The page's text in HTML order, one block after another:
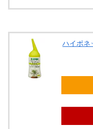
ハイポネ